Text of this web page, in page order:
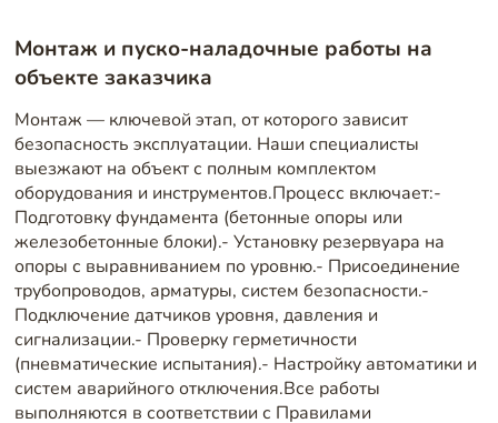
Монтаж и пуско-наладочные работы на
объекте заказчика
Монтаж — ключевой этап, от которого зависит
безопасность эксплуатации. Наши специалисты
выезжают на объект с полным комплектом
оборудования и инструментов.Процесс включает:-
Подготовку фундамента (бетонные опоры или
железобетонные блоки).- Установку резервуара на
опоры с выравниванием по уровню.- Присоединение
трубопроводов, арматуры, систем безопасности.-
Подключение датчиков уровня, давления и
сигнализации.- Проверку герметичности
(пневматические испытания).- Настройку автоматики и
систем аварийного отключения.Все работы
выполняются в соответствии с Правилами